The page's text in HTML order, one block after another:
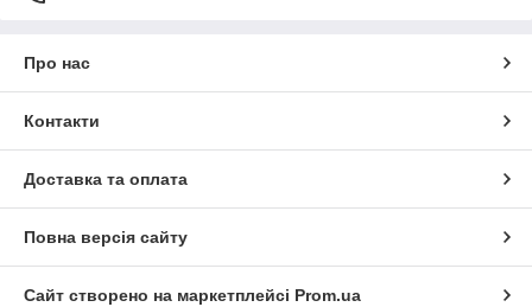
Про нас
Контакти
Доставка та оплата
Повна версія сайту
Сайт створено на маркетплейсі Prom.ua